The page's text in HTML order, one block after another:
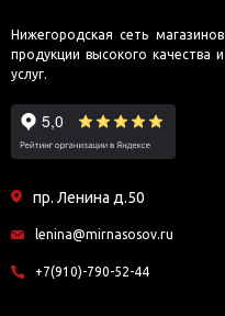
Нижегородская сеть магазинов
продукции высокого качества
услуг.
пр. Ленина д.50
lenina@mirnasosov.ru
+7(910)-790-52-44